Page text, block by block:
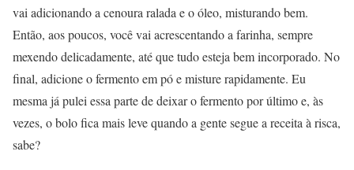
vai adicionando a cenoura ralada e o óleo, misturando bem.
Então, aos poucos, você vai acrescentando a farinha, sempre
mexendo delicadamente, até que tudo esteja bem incorporado. No
final, adicione o fermento em pó e misture rapidamente. Eu
mesma já pulei essa parte de deixar o fermento por último e, às
vezes, o bolo fica mais leve quando a gente segue a receita à risca,
sabe?